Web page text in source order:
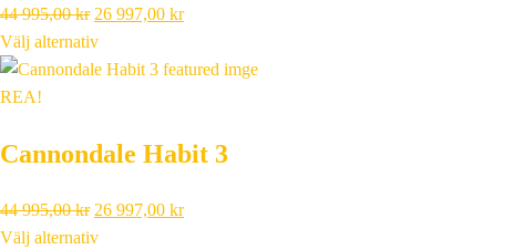
44 995,00kr Det
ursprungliga
priset
995,00 kr.
26 997,00 krDet
priset
997,00 kr.
Välj alternativ
REA!
Cannondale Habit 3
44 995,00kr Det
ursprungliga
26 997,00 krDet
Välj alternativ